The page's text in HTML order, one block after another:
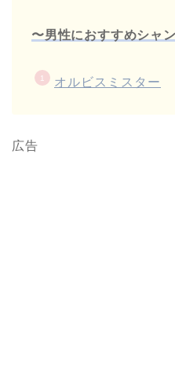
〜男性におすすめシャ
オルビスミスター
広告